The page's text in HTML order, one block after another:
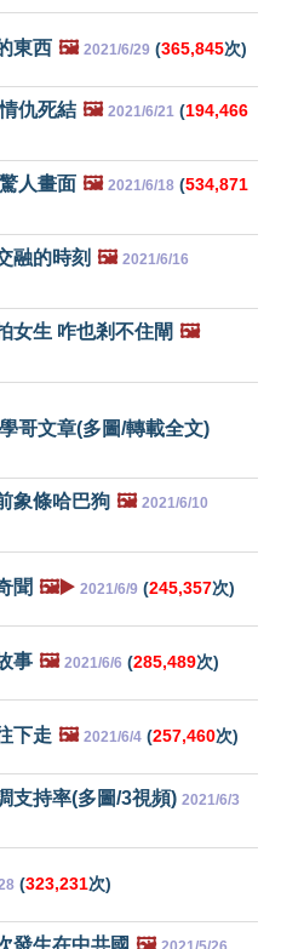
東西 🖼️ 2021/6/29 (365,845次)
仇死結 🖼️ 2021/6/21 (194,466
人畫面 🖼️ 2021/6/18 (534,871
融的時刻 🖼️ 2021/6/16
女生 咋也剎不住閘 🖼️
哥文章(多圖/轉載全文)
象條哈巴狗 🖼️ 2021/6/10
聞 🖼️▶️ 2021/6/9 (245,357次)
事 🖼️ 2021/6/6 (285,489次)
下走 🖼️ 2021/6/4 (257,460次)
支持率(多圖/3視頻) 2021/6/3
(323,231次)
發生在中共國 🖼️